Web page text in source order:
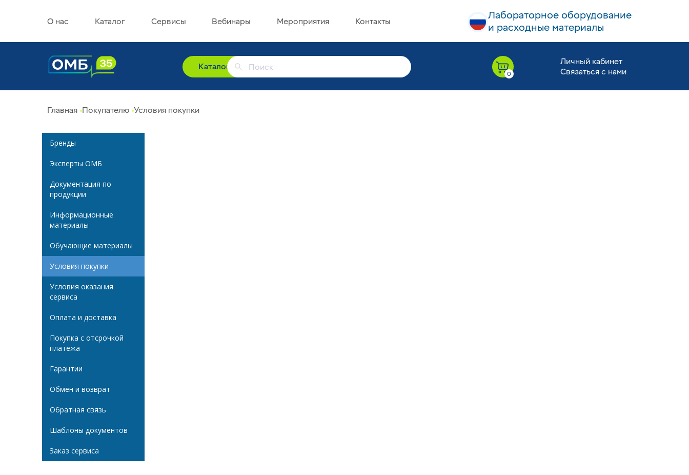
Лабораторное оборудование
и расходные материалы
О нас Каталог Сервисы Вебинары Мероприятия Контакты
Каталог
Личный кабинет
Связаться с нами
Главная Покупателю Условия покупки
Бренды
Эксперты ОМБ
Документация по
продукции
Информационные
материалы
Обучающие материалы
Условия покупки
Условия оказания
сервиса
Оплата и доставка
Покупка с отсрочкой
платежа
Гарантии
Обмен и возврат
Обратная связь
Шаблоны документов
Заказ сервиса